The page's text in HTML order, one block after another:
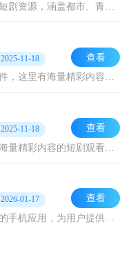
向上短剧拥有丰富多样的短剧资源，涵盖都市、青春、悬疑等各类题材。每部短剧都支持评论、收藏与分享功能。平台还能依据用户的观看偏好，智能且精准地推荐同类型短剧。无论
2025-11-18
花儿剧场是一款追短剧软件，这里有海量精彩内容分享，浏览起来轻松便捷。它整合了多元化素材，支持按分类或榜单筛选。所有短剧点开即可浏览，无需等待加载。你还能把喜欢的
查看
2025-11-18
趣猫短剧，这是一款拥有海量精彩内容的短剧观看软件，随时随地都能畅快欣赏。它采用简单的分类模式，让你完全不必为找素材发愁。而且，每部短剧都配有极为细致的剧情讲解，
查看
2026-01-17
秒刷短剧是一款广受欢迎的手机应用，为用户提供了丰富多样的短剧内容。无论是想放松娱乐还是寻求刺激的观众，都能在这个应用里找到自己钟爱的内容。该应用汇聚了喜剧、爱情
查看